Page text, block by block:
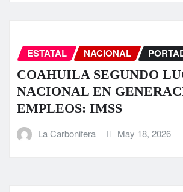
ESTATAL NACIONAL
COAHUILA SEGUNDO
NACIONAL EN
EMPLEOS: IMSS
La Carbonifera May 18, 2026